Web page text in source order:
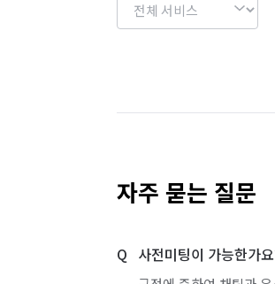
자주 묻는 질문
사전미팅이 가능한가